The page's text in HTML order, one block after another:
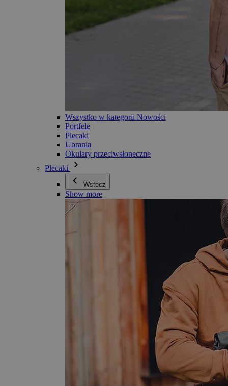
Wszystko w kategorii Nowości
Portfele
Plecaki
Ubrania
Okulary przeciwsłoneczne
Plecaki
Wstecz
Show more